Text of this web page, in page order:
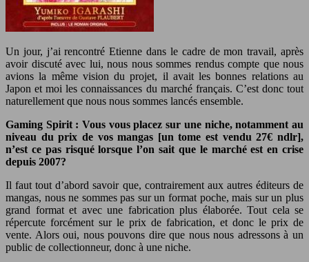
Un jour, j’ai rencontré Etienne dans le cadre de mon travail, après
avoir discuté avec lui, nous nous sommes rendus compte que nous
avions la même vision du projet, il avait les bonnes relations au
Japon et moi les connaissances du marché français. C’est donc tout
naturellement que nous nous sommes lancés ensemble.
Gaming Spirit : Vous vous placez sur une niche, notamment au
niveau du prix de vos mangas [un tome est vendu 27€ ndlr],
n’est ce pas risqué lorsque l’on sait que le marché est en crise
depuis 2007?
Il faut tout d’abord savoir que, contrairement aux autres éditeurs de
mangas, nous ne sommes pas sur un format poche, mais sur un plus
grand format et avec une fabrication plus élaborée. Tout cela se
répercute forcément sur le prix de fabrication, et donc le prix de
vente. Alors oui, nous pouvons dire que nous nous adressons à un
public de collectionneur, donc à une niche.